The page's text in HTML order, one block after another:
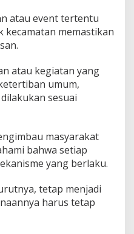
atau event tertentu
kecamatan memastikan
atau kegiatan yang
umum,
sesuai
masyarakat
bahwa setiap
yang berlaku.
tetap menjadi
harus tetap